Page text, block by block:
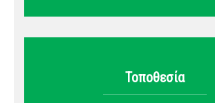
Τοποθεσία